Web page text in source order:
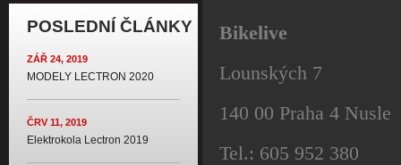
POSLEDNÍ ČLÁNKY
ZÁŘ 24, 2019
MODELY LECTRON 2020
ČRV 11, 2019
Elektrokola Lectron 2019
Bikelive
Lounských 7
140 00 Praha 4 Nusle
Tel.: 605 952 380